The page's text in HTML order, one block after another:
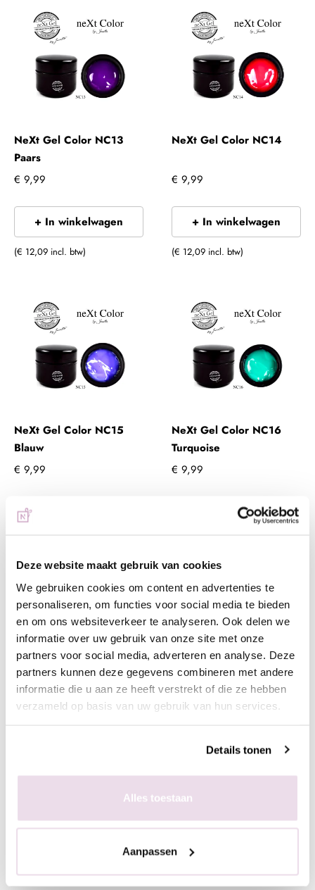
Deze website maakt gebruik van cookies
We gebruiken cookies om content en advertenties te
personaliseren, om functies voor social media te bieden
en om ons websiteverkeer te analyseren. Ook delen we
informatie over uw gebruik van onze site met onze
partners voor social media, adverteren en analyse. Deze
partners kunnen deze gegevens combineren met andere
informatie die u aan ze heeft verstrekt of die ze hebben
verzameld op basis van uw gebruik van hun services.
Details tonen
Alles toestaan
Aanpassen
NeXt Gel Color NC13
Paars
€ 9,99
+ In winkelwagen
(€ 12,09 incl. btw)
NeXt Gel Color NC14
€ 9,99
+ In winkelwagen
(€ 12,09 incl. btw)
NeXt Gel Color NC15
Blauw
€ 9,99
NeXt Gel Color NC16
Turquoise
€ 9,99
+ In winkelwagen
(€ 12,09 incl. btw) (€ 12,09 incl. btw)